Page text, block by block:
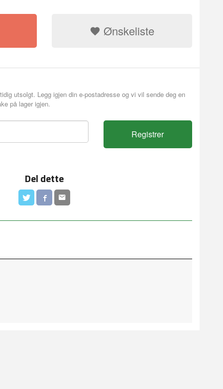
Ønskeliste
utsolgt. Legg igjen din e-postadresse og vi vil sende deg en
på lager igjen.
Registrer
Del dette